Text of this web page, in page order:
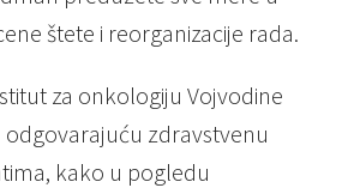
štete i reorganizacije rada.
za onkologiju Vojvodine
odgovarajuću zdravstvenu
kako u pogledu